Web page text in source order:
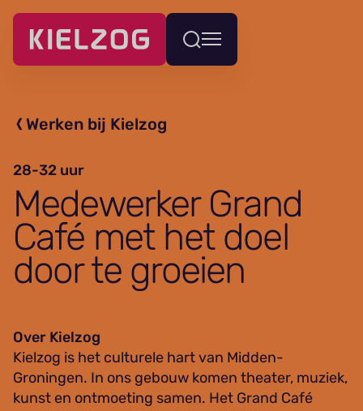
Navigatie
overslaan
Wissel
menu
Werken bij Kielzog
28-32 uur
Medewerker Grand
Café met het doel
door te groeien
Over Kielzog
Kielzog is het culturele hart van Midden-
Groningen. In ons gebouw komen theater, muziek,
kunst en ontmoeting samen. Het Grand Café